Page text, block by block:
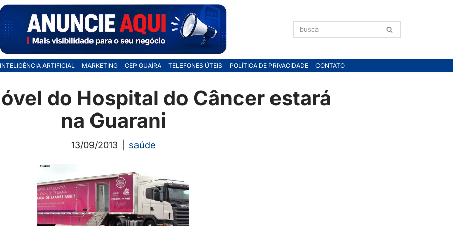
INTELIGÊNCIA ARTIFICIAL MARKETING CEP GUAÍRA TELEFONES ÚTEIS POLÍTICA DE PRIVACIDADE CONTATO
do Hospital do Câncer estará
na Guarani
13/09/2013 saúde